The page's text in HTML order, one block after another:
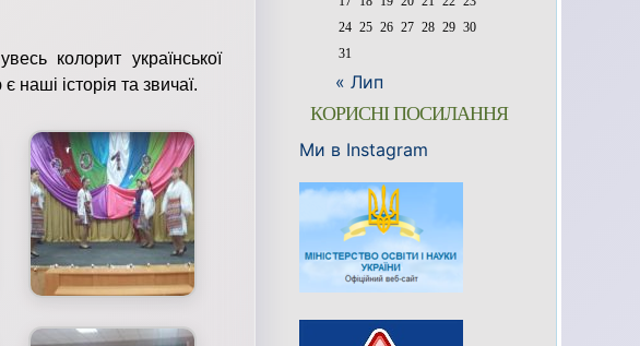
колорит української
наші історія та звичаї.
24 25 26 27 28 29 30
31
« Лип
КОРИСНІ ПОСИЛАННЯ
Ми в Instagram